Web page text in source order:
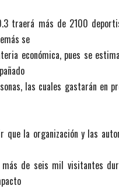
traerá más de 2100
se
económica, pues se
las cuales gastarán en
que la organización y las
de seis mil visitantes